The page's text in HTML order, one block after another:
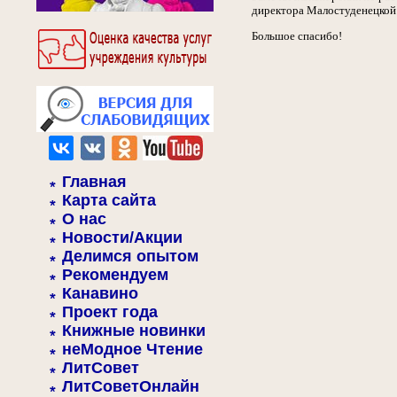
Главная
Карта сайта
О нас
Новости/Акции
Делимся опытом
Рекомендуем
Канавино
Проект года
Книжные новинки
неМодное Чтение
ЛитСовет
ЛитСоветОнлайн
директора
Большое спасибо!